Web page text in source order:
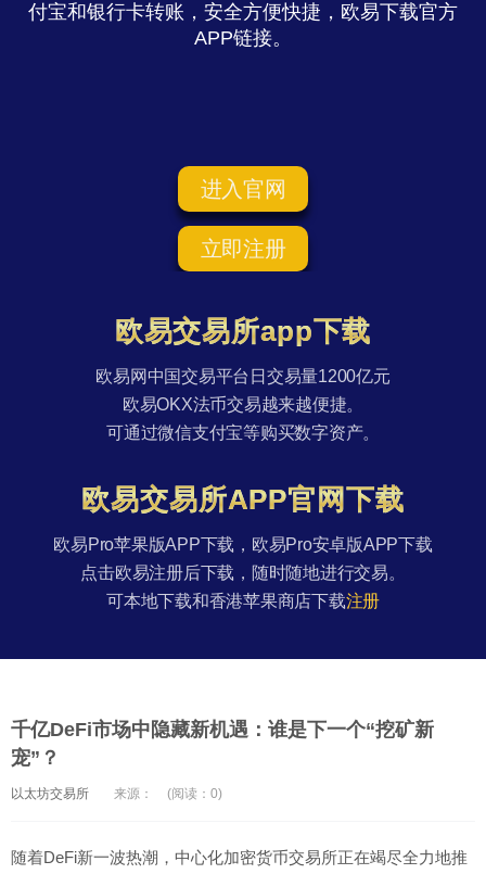
付宝和银行卡转账，安全方便快捷，欧易下载官方
APP链接。
进入官网
立即注册
欧易交易所app下载
欧易网中国交易平台日交易量1200亿元
欧易OKX法币交易越来越便捷。
可通过微信支付宝等购买数字资产。
欧易交易所APP官网下载
欧易Pro苹果版APP下载，欧易Pro安卓版APP下载
点击欧易注册后下载，随时随地进行交易。
可本地下载和香港苹果商店下载注册
千亿DeFi市场中隐藏新机遇：谁是下一个“挖矿新
宠”？
以太坊交易所 来源： (阅读：0)
随着DeFi新一波热潮，中心化加密货币交易所正在竭尽全力地推